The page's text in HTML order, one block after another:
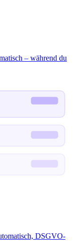
– während du
DSGVO-